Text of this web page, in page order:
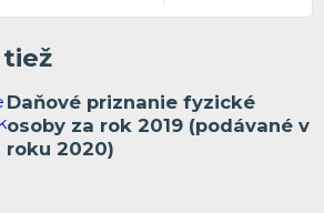
Daňové priznanie fyzické
osoby za rok 2019 (podávané v
roku 2020)